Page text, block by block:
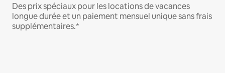
Des prix spéciaux pour les locations de vacances
longue durée et un paiement mensuel unique sans frais
supplémentaires.*